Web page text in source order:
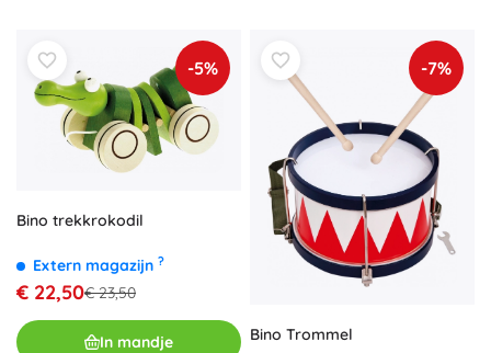
-5%
Bino trekkrokodil
Extern magazijn ?
€ 22,50€ 23,50
In mandje
-7%
Bino Trommel